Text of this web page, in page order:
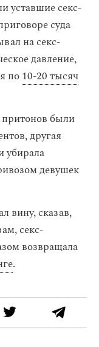
уставшие секс-
суда
на секс-
давление,
по10-20 тысяч
притонов были
другая
убирала
девушек
вину, сказав,
секс-
возвращала
.